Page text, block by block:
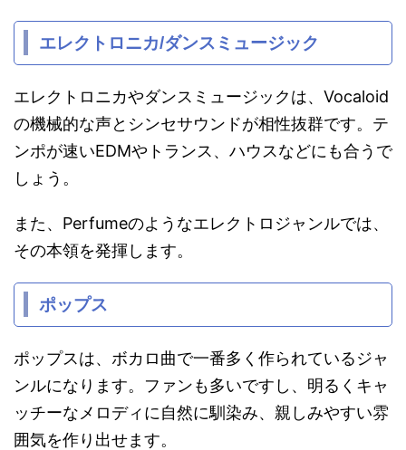
エレクトロニカ/ダンスミュージック
エレクトロニカやダンスミュージックは、Vocaloid
の機械的な声とシンセサウンドが相性抜群です。テ
ンポが速いEDMやトランス、ハウスなどにも合うで
しょう。
また、Perfumeのようなエレクトロジャンルでは、
その本領を発揮します。
ポップス
ポップスは、ボカロ曲で一番多く作られているジャ
ンルになります。ファンも多いですし、明るくキャ
ッチーなメロディに自然に馴染み、親しみやすい雰
囲気を作り出せます。